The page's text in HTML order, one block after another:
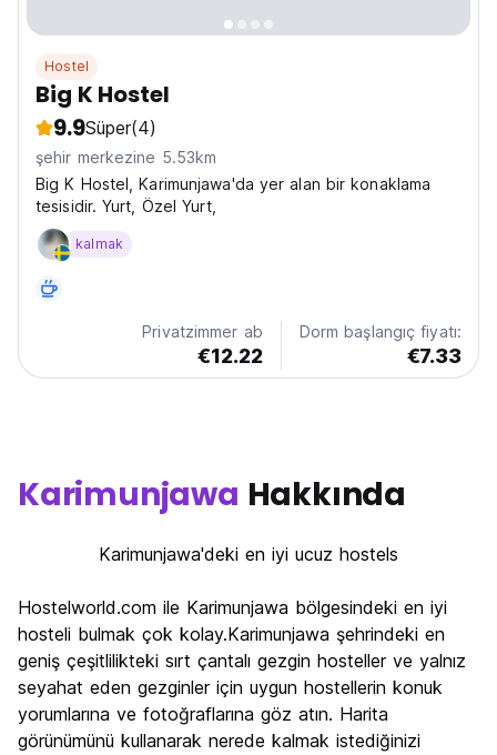
Hostel
Big K Hostel
9.9Süper(4)
şehir merkezine 5.53km
Big K Hostel, Karimunjawa'da yer alan bir konaklama
tesisidir. Yurt, Özel Yurt,
kalmak
Privatzimmer ab
€12.22
Dorm başlangıç fiyatı:
€7.33
Karimunjawa Hakkında
Karimunjawa'deki en iyi ucuz hostels
Hostelworld.com ile Karimunjawa bölgesindeki en iyi
hosteli bulmak çok kolay.Karimunjawa şehrindeki en
geniş çeşitlilikteki sırt çantalı gezgin hosteller ve yalnız
seyahat eden gezginler için uygun hostellerin konuk
yorumlarına ve fotoğraflarına göz atın. Harita
görünümünü kullanarak nerede kalmak istediğinizi